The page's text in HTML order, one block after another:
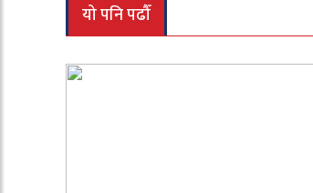
यो पनि पढौँ